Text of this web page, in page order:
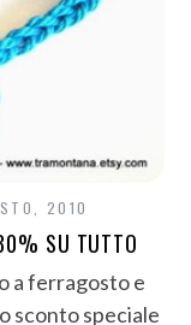
2010
SU TUTTO
a ferragosto e
sconto speciale